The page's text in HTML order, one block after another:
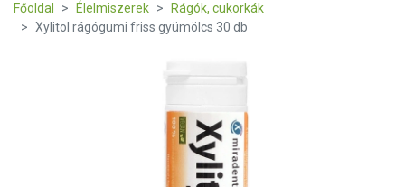
Főoldal Élelmiszerek
Rágók, cukorkák
Xylitol rágógumi friss gyümölcs 30 db